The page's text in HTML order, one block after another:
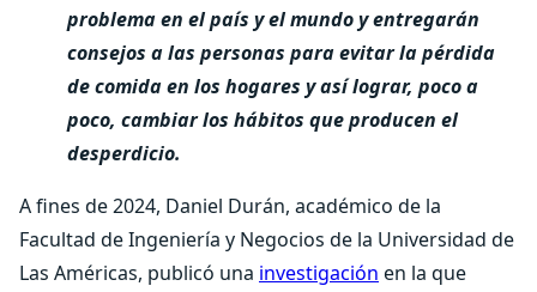
problema en el país y el mundo y entregarán
consejos a las personas para evitar la pérdida
de comida en los hogares y así lograr, poco a
poco, cambiar los hábitos que producen el
desperdicio.
A fines de 2024, Daniel Durán, académico de la
Facultad de Ingeniería y Negocios de la Universidad de
Las Américas, publicó una investigación en la que